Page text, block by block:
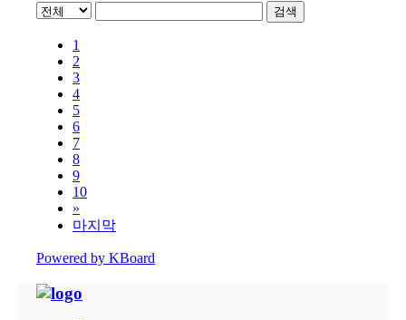
검색
1
2
3
4
5
6
7
8
9
10
»
마지막
Powered by KBoard